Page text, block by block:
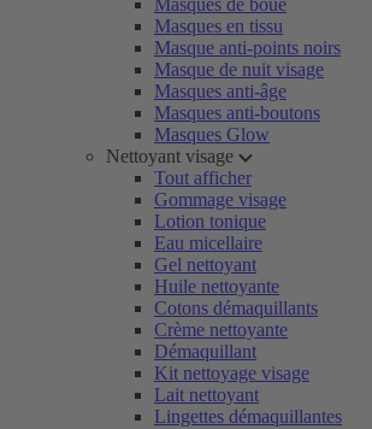
Masques de boue
Masques en tissu
Masque anti-points noirs
Masque de nuit visage
Masques anti-âge
Masques anti-boutons
Masques Glow
Nettoyant visage
Tout afficher
Gommage visage
Lotion tonique
Eau micellaire
Gel nettoyant
Huile nettoyante
Cotons démaquillants
Crème nettoyante
Démaquillant
Kit nettoyage visage
Lait nettoyant
Lingettes démaquillantes